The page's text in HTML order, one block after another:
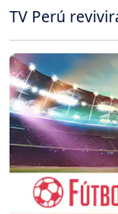
TV Perú